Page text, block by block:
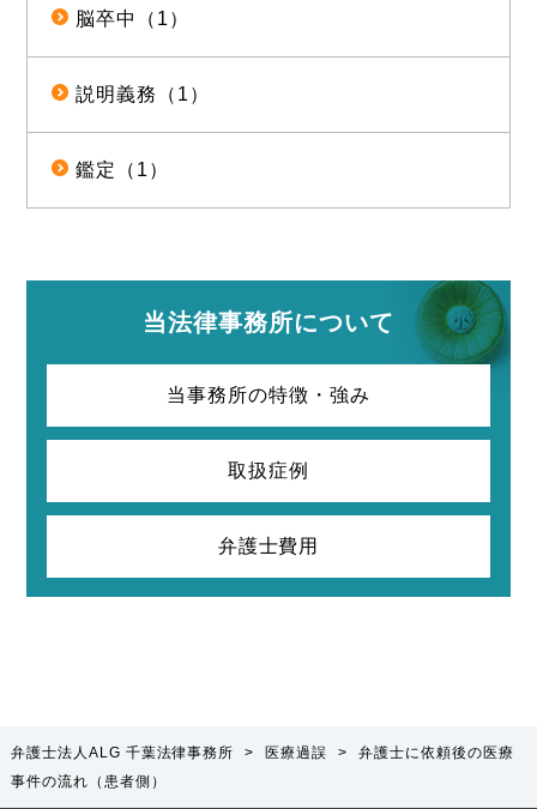
脳卒中（1）
説明義務（1）
鑑定（1）
当法律事務所について
当事務所の特徴・強み
取扱症例
弁護士費用
弁護士法人ALG 千葉法律事務所 > 医療過誤 >
弁護士に依頼後の医療
事件の流れ（患者側）